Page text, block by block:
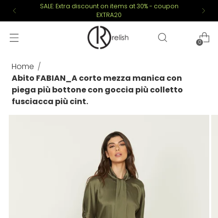
SALE: Extra discount on items at 30% - coupon
EXTRA20
0
Home
Abito FABIAN_A corto mezza manica con
piega più bottone con goccia più colletto
fusciacca più cint.